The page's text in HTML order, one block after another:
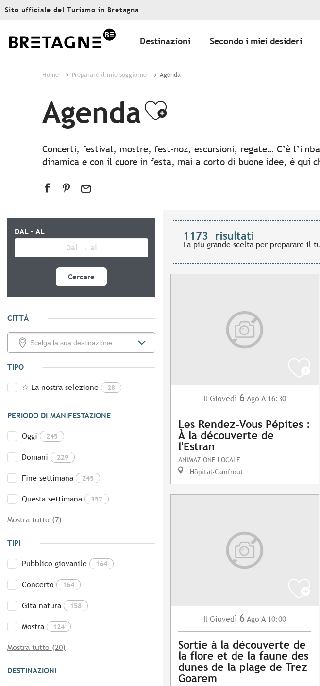
Aller
principal
Sito ufficiale del Turismo in Bretagna
Destinazioni Secondo i miei desideri
Home Preparare il mio soggiorno Agenda
AgendaAjouter aux
Concerti, festival, mostre, fest-noz, escursioni, regate… C’è
dinamica e con il cuore in festa, mai a corto di buone idee, è qui
DAL - AL
Cercare
CITTÀ
TIPO
☆ La nostra selezione 28
PERIODO DI MANIFESTAZIONE
Oggi 245
Domani 229
Fine settimana 245
Questa settimana 357
Mostra tutto (7)
TIPI
Pubblico giovanile 164
Concerto 164
Gita natura 158
Mostra 124
Mostra tutto (20)
DESTINAZIONI
1173 risultati
La più grande scelta per preparare il
Il Giovedì 6 Ago A 16:30
Les Rendez-Vous Pépites :
À la découverte de
l'Estran
ANIMAZIONE LOCALE
Hôpital-Camfrout
Il Giovedì 6 Ago A 10:00
Sortie à la découverte de
la flore et de la faune des
dunes de la plage de Trez
Goarem